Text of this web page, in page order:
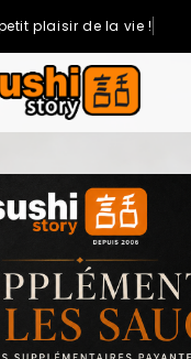
plaisir de la vie !